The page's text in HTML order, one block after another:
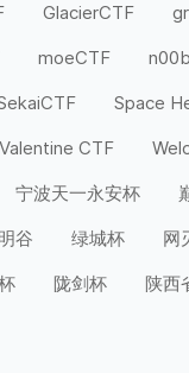
GlacierCTF
moeCTF
Space
Valentine CTF
宁波天一永安杯
谷 绿城杯
网
陇剑杯 陕西